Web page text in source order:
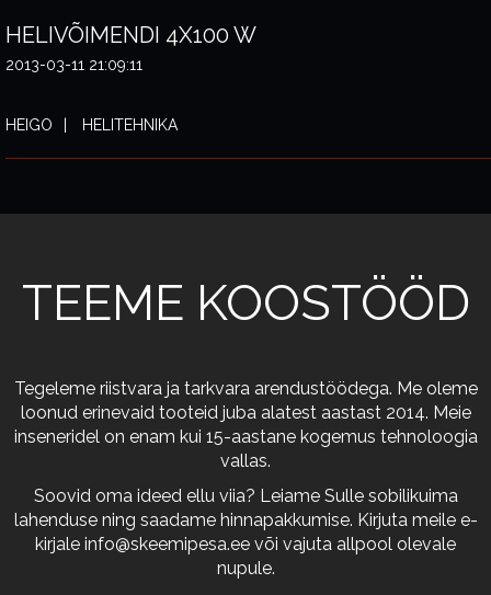
HELIVÕIMENDI 4X100 W
2013-03-11 21:09:11
HEIGO HELITEHNIKA
TEEME KOOSTÖÖD
Tegeleme riistvara ja tarkvara arendustöödega. Me oleme
loonud erinevaid tooteid juba alatest aastast 2014. Meie
inseneridel on enam kui 15-aastane kogemus tehnoloogia
vallas.
Soovid oma ideed ellu viia? Leiame Sulle sobilikuima
lahenduse ning saadame hinnapakkumise. Kirjuta meile e-
kirjale info@skeemipesa.ee või vajuta allpool olevale
nupule.